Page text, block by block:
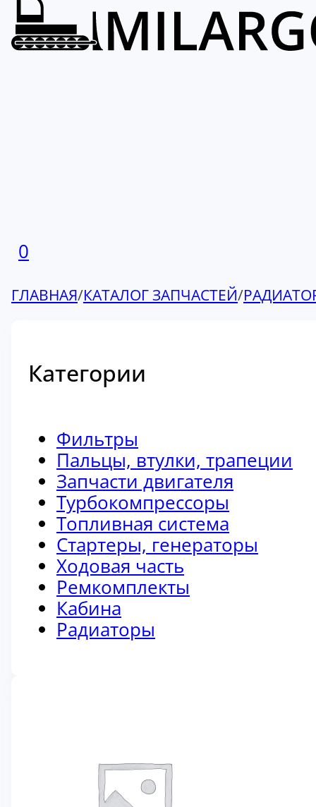
0
ГЛАВНАЯ/КАТАЛОГ ЗАПЧАСТЕЙ/
Категории
Фильтры
Пальцы, втулки, трапеции
Запчасти двигателя
Турбокомпрессоры
Топливная система
Стартеры, генераторы
Ходовая часть
Ремкомплекты
Кабина
Радиаторы